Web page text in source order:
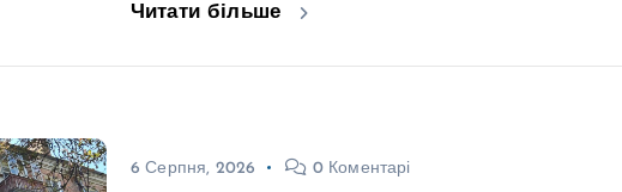
Читати більше
6 Серпня, 2026 0 Коментарі